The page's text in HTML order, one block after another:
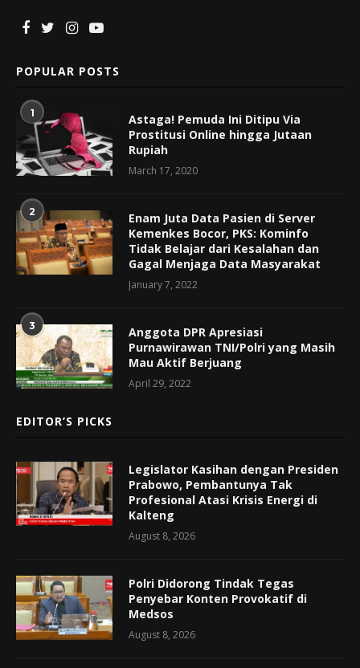
POPULAR POSTS
1
Astaga! Pemuda Ini Ditipu Via
Prostitusi Online hingga Jutaan
Rupiah
March 17, 2020
2
Enam Juta Data Pasien di Server
Kemenkes Bocor, PKS: Kominfo
Tidak Belajar dari Kesalahan dan
Gagal Menjaga Data Masyarakat
January 7, 2022
3
Anggota DPR Apresiasi
Purnawirawan TNI/Polri yang Masih
Mau Aktif Berjuang
April 29, 2022
EDITOR’S PICKS
Legislator Kasihan dengan Presiden
Prabowo, Pembantunya Tak
Profesional Atasi Krisis Energi di
Kalteng
August 8, 2026
Polri Didorong Tindak Tegas
Penyebar Konten Provokatif di
Medsos
August 8, 2026